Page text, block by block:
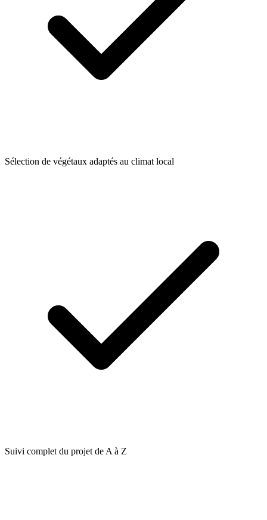
Sélection de végétaux adaptés au climat local
Suivi complet du projet de A à Z